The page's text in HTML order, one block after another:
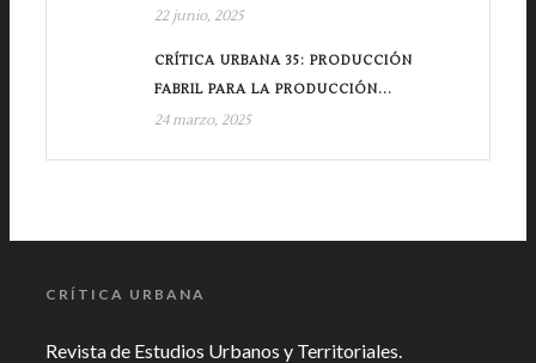
22 junio, 2025
CRÍTICA URBANA 35: PRODUCCIÓN
FABRIL PARA LA PRODUCCIÓN...
24 marzo, 2025
CRÍTICA URBANA
Revista de Estudios Urbanos y Territoriales.